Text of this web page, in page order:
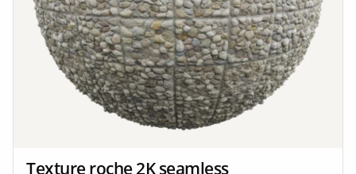
Texture roche 2K seamless